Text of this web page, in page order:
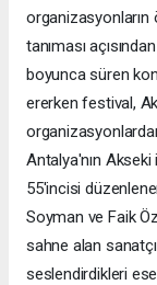
organizasyonların
tanıması
boyunca süren
ererken festival,
Antalya'nın Akseki
55'incisi
Soyman ve Faik
sahne alan
seslendirdikleri